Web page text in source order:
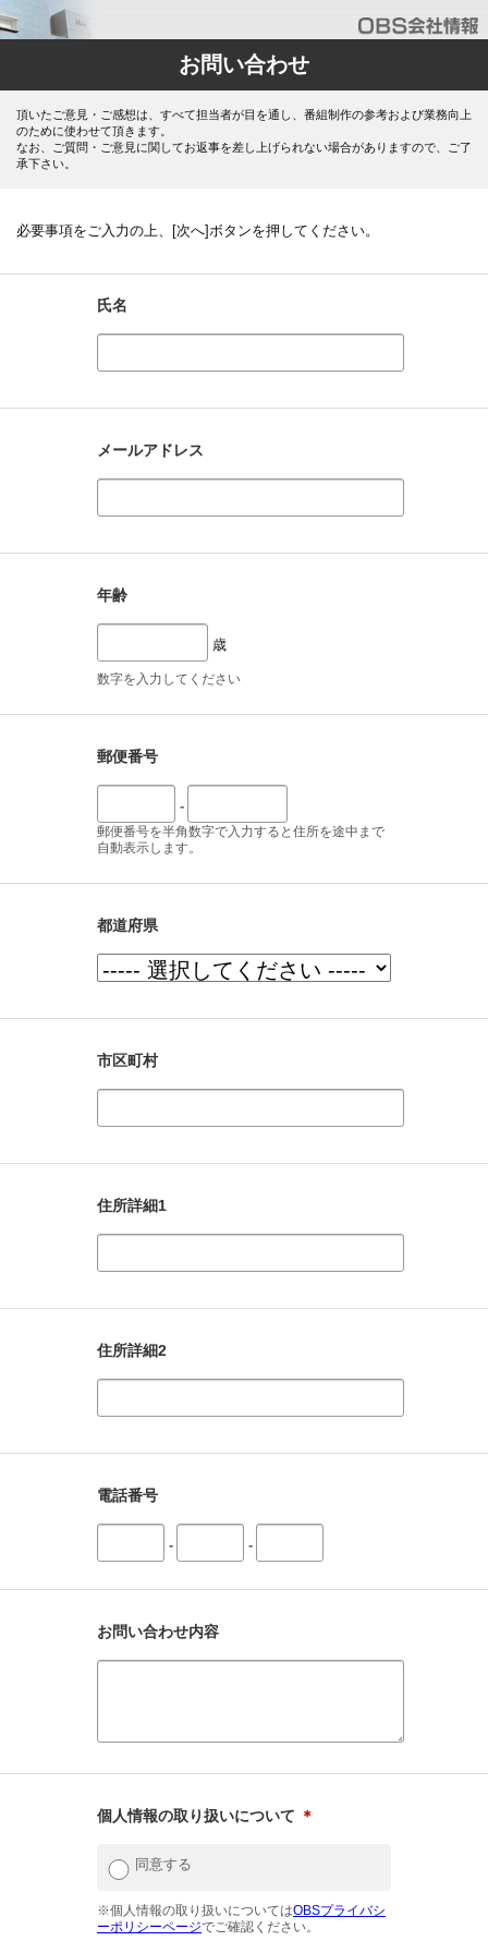
お問い合わせ
頂いたご意見・ご感想は、すべて担当者が目を通し、番組制作の参考および業務向上
のために使わせて頂きます。
なお、ご質問・ご意見に関してお返事を差し上げられない場合がありますので、ご了
承下さい。
必要事項をご入力の上、[次へ]ボタンを押してください。
氏名
メールアドレス
年齢
歳
数字を入力してください
郵便番号
-
郵便番号を半角数字で入力すると住所を途中まで
自動表示します。
都道府県
市区町村
住所詳細1
住所詳細2
電話番号
- -
お問い合わせ内容
個人情報の取り扱いについて ＊
同意する
※個人情報の取り扱いについてはOBSプライバシ
ーポリシーページでご確認ください。